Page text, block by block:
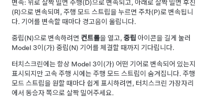
변속: 위로 살짝 밀면 주행(D)으로 변속되고, 아래로 살짝 밀면 후진
(R)으로 변속되며, 주행 모드 스트립을 누르면 주차(P)로 변속됩니
다. 기어를 변속할 때마다 경고음이 울립니다.
중립(N)으로 변속하려면 컨트롤을 열고, 중립 아이콘을 길게 눌러
Model 3이(가) 중립(N) 기어를 체결할 때까지 기다립니다.
터치스크린에는 항상 Model 3이(가) 어떤 기어로 변속되어 있는지
표시되지만 고속 주행 시에는 주행 모드 스트립이 숨겨집니다. 주행
모드 스트립을 원할 때마다 쉽게 표시하려면, 터치스크린 가장자리
에서 동승자 쪽으로 살짝 밀어주세요.